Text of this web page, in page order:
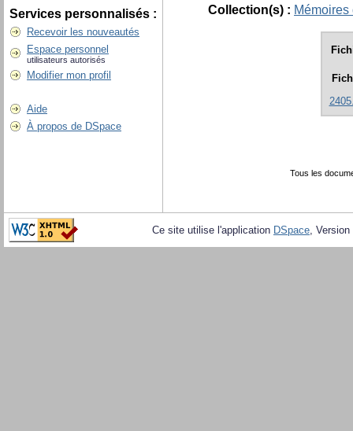
Services personnalisés :
Recevoir les nouveautés
Espace personnel
utilisateurs autorisés
Modifier mon profil
Aide
À propos de DSpace
Collection(s) : Mémoires
Tous les
Ce site utilise l'application DSpace,